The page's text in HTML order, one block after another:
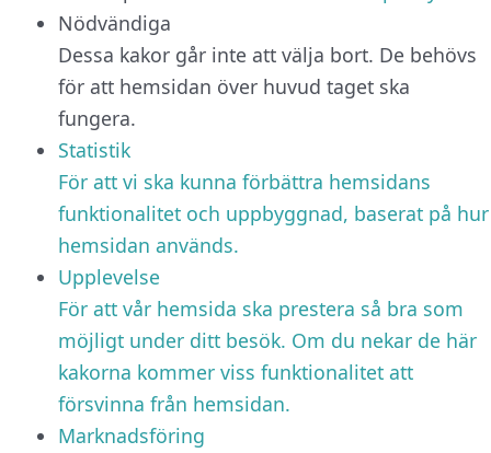
Nödvändiga
Dessa kakor går inte att välja bort. De behövs
för att hemsidan över huvud taget ska
fungera.
Statistik
För att vi ska kunna förbättra hemsidans
funktionalitet och uppbyggnad, baserat på hur
hemsidan används.
Upplevelse
För att vår hemsida ska prestera så bra som
möjligt under ditt besök. Om du nekar de här
kakorna kommer viss funktionalitet att
försvinna från hemsidan.
Marknadsföring